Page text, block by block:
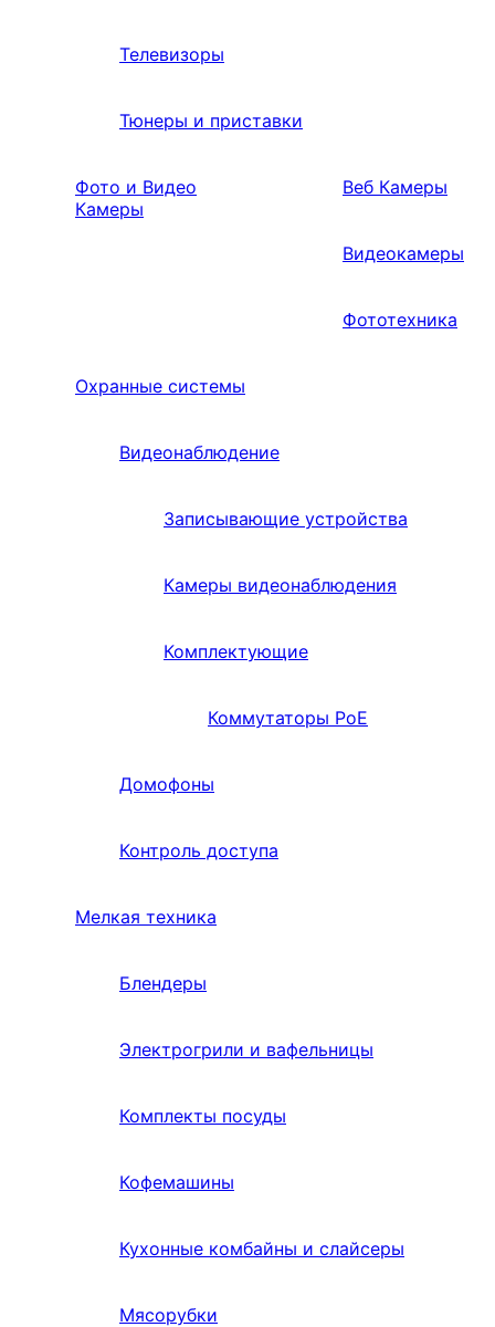
Телевизоры
Тюнеры и приставки
Фото и Видео
Камеры
Веб Камеры
Видеокамеры
Фототехника
Охранные системы
Видеонаблюдение
Записывающие устройства
Камеры видеонаблюдения
Комплектующие
Коммутаторы PoE
Домофоны
Контроль доступа
Мелкая техника
Блендеры
Электрогрили и вафельницы
Комплекты посуды
Кофемашины
Кухонные комбайны и слайсеры
Мясорубки